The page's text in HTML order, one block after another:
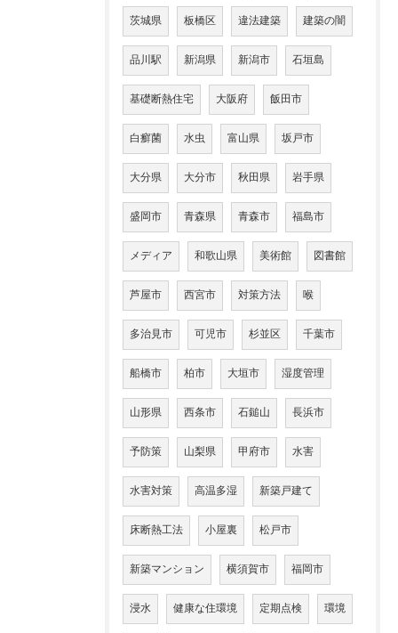
茨城県 板橋区 違法建築 建築の闇
品川駅 新潟県 新潟市 石垣島
基礎断熱住宅 大阪府 飯田市
白癬菌 水虫 富山県 坂戸市
大分県 大分市 秋田県 岩手県
盛岡市 青森県 青森市 福島市
メディア 和歌山県 美術館 図書館
芦屋市 西宮市 対策方法 喉
多治見市 可児市 杉並区 千葉市
船橋市 柏市 大垣市 湿度管理
山形県 西条市 石鎚山 長浜市
予防策 山梨県 甲府市 水害
水害対策 高温多湿 新築戸建て
床断熱工法 小屋裏 松戸市
新築マンション 横須賀市 福岡市
浸水 健康な住環境 定期点検 環境